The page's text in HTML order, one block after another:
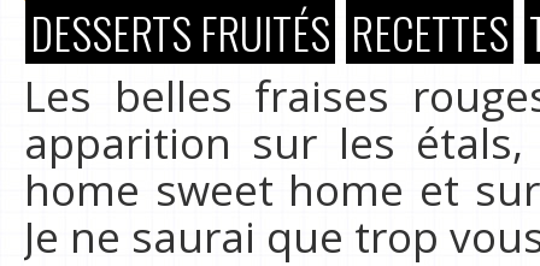
DESSERTS FRUITÉS RECETTES
Les belles fraises
apparition sur les
home sweet home et
Je ne saurai que trop